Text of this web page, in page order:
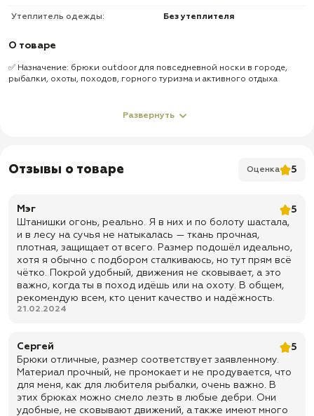
Утеплитель одежды: Без утеплителя
О товаре
✅ Назначение: брюки outdoor для повседневной носки в городе,
рыбалки, охоты, походов, горного туризма и активного отдыха
✅ Застежка: ширинка на молнии с ветрозащитной планкой на двух
✅ Пояс: утягивающая резинка сзади
✅ Регулировка пояса: утяжки с обеих сторон, регулировка
✅ Шлевки: под ремень шириной до 5 см
✅ Набедренные карманы: 2 боковых кармана с клапаном на кнопках и
регулировкой объема
✅ Задний карман: 1 карман на молнии
✅ Дополнительная фиксация: утягивающие резинки на сгибе колена
Развернуть
Отзывы о товаре Оценка 5
Мэг
5
Штанишки огонь, реально. Я в них и по болоту шастала,
и в лесу на сучья не натыкалась — ткань прочная,
плотная, защищает от всего. Размер подошёл идеально,
хотя я обычно с подбором сталкиваюсь, но тут прям всё
чётко. Покрой удобный, движения не сковывает, а это
важно, когда ты в поход идёшь или на охоту. В общем,
рекомендую всем, кто ценит качество и надёжность.
21.02.2024
Сергей
5
Брюки отличные, размер соответствует заявленному.
Материал прочный, не промокает и не продувается, что
для меня, как для любителя рыбалки, очень важно. В
этих брюках можно смело лезть в любые дебри. Они
удобные, не сковывают движений, а также имеют много